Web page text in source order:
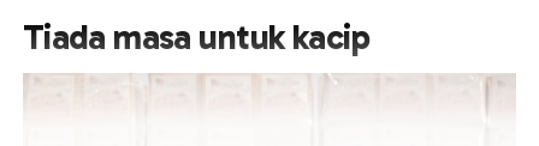
Tiada masa untuk kacip